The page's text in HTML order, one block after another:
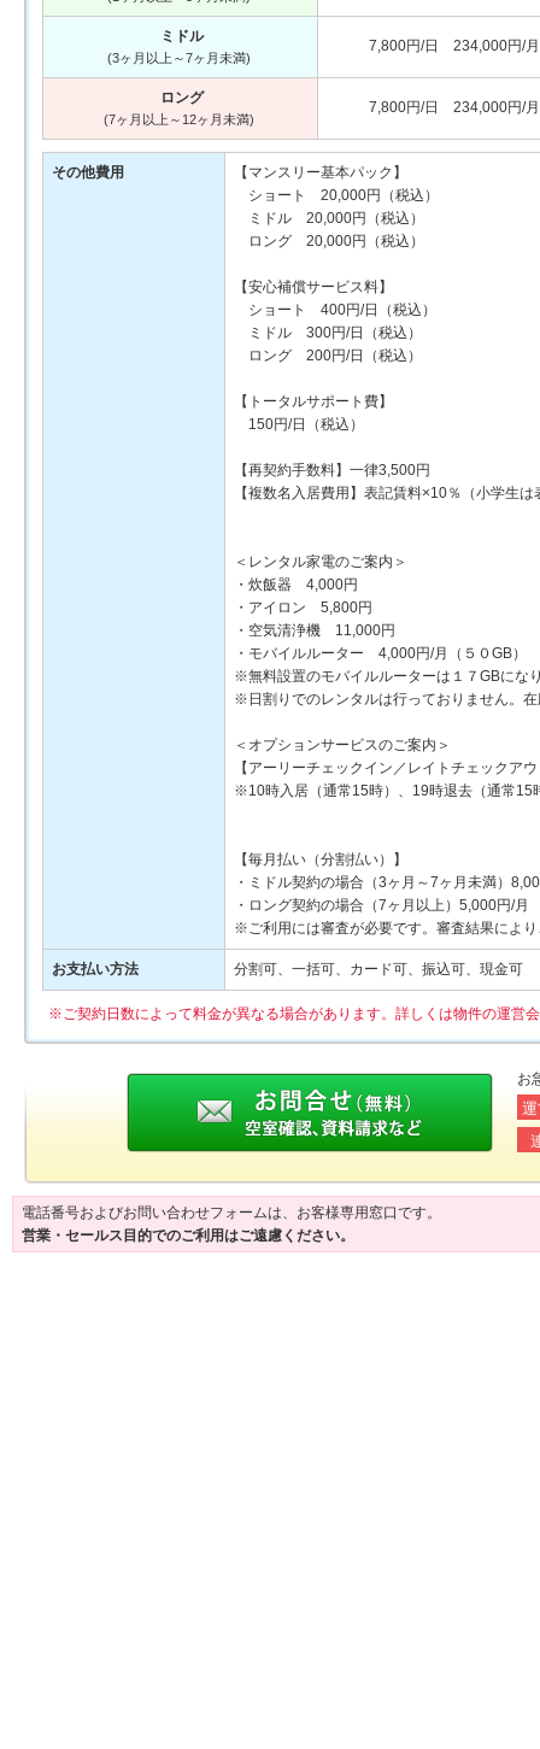
ミドル
(3ヶ月以上～7ヶ月未満)
7,800円/日 234,000円/月
ロング
(7ヶ月以上～12ヶ月未満)
7,800円/日 234,000円/月
その他費用
【マンスリー基本パック】
ショート 20,000円（税込）
ミドル 20,000円（税込）
ロング 20,000円（税込）
【安心補償サービス料】
ショート 400円/日（税込）
ミドル 300円/日（税込）
ロング 200円/日（税込）
【トータルサポート費】
150円/日（税込）
【再契約手数料】一律3,500円
【複数名入居費用】表記賃料×10％（小学生
＜レンタル家電のご案内＞
・炊飯器 4,000円
・アイロン 5,800円
・空気清浄機 11,000円
・モバイルルーター 4,000円/月（５０GB）
※無料設置のモバイルルーターは１７GBにな
※日割りでのレンタルは行っておりません。
＜オプションサービスのご案内＞
【アーリーチェックイン／レイトチェックア
※10時入居（通常15時）、19時退去（通常15
【毎月払い（分割払い）】
・ミドル契約の場合（3ヶ月～7ヶ月未満）
・ロング契約の場合（7ヶ月以上）5,000円/月
※ご利用には審査が必要です。審査結果によ
お支払い方法 分割可、一括可、カード可、振込可、現金可
※ご契約日数によって料金が異なる場合があります。詳しくは物件の運営
お
電話番号およびお問い合わせフォームは、お客様専用窓口です。
営業・セールス目的でのご利用はご遠慮ください。